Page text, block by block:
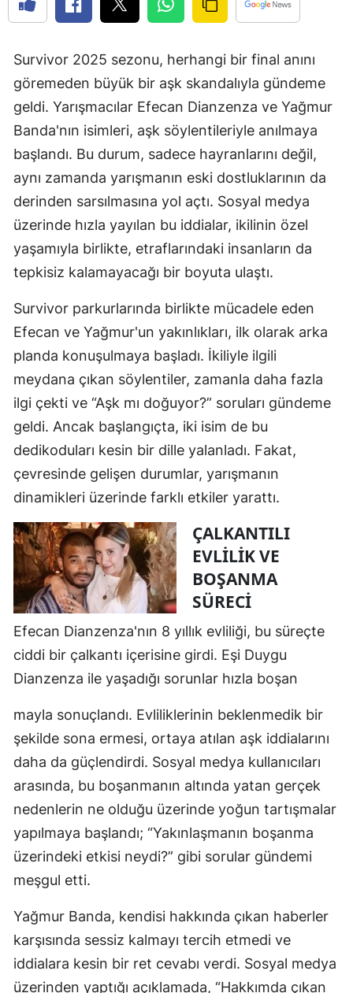
Survivor 2025 sezonu, herhangi bir final anını
göremeden büyük bir aşk skandalıyla gündeme
geldi. Yarışmacılar Efecan Dianzenza ve Yağmur
Banda'nın isimleri, aşk söylentileriyle anılmaya
başlandı. Bu durum, sadece hayranlarını değil,
aynı zamanda yarışmanın eski dostluklarının da
derinden sarsılmasına yol açtı. Sosyal medya
üzerinde hızla yayılan bu iddialar, ikilinin özel
yaşamıyla birlikte, etraflarındaki insanların da
tepkisiz kalamayacağı bir boyuta ulaştı.
Survivor parkurlarında birlikte mücadele eden
Efecan ve Yağmur'un yakınlıkları, ilk olarak arka
planda konuşulmaya başladı. İkiliyle ilgili
meydana çıkan söylentiler, zamanla daha fazla
ilgi çekti ve “Aşk mı doğuyor?” soruları gündeme
geldi. Ancak başlangıçta, iki isim de bu
dedikoduları kesin bir dille yalanladı. Fakat,
çevresinde gelişen durumlar, yarışmanın
dinamikleri üzerinde farklı etkiler yarattı.
ÇALKANTILI
EVLILIK VE
BOŞANMA
SÜRECI
Efecan Dianzenza'nın 8 yıllık evliliği, bu süreçte
ciddi bir çalkantı içerisine girdi. Eşi Duygu
Dianzenza ile yaşadığı sorunlar hızla boşan
mayla sonuçlandı. Evliliklerinin beklenmedik bir
şekilde sona ermesi, ortaya atılan aşk iddialarını
daha da güçlendirdi. Sosyal medya kullanıcıları
arasında, bu boşanmanın altında yatan gerçek
nedenlerin ne olduğu üzerinde yoğun tartışmalar
yapılmaya başlandı; “Yakınlaşmanın boşanma
üzerindeki etkisi neydi?” gibi sorular gündemi
meşgul etti.
Yağmur Banda, kendisi hakkında çıkan haberler
karşısında sessiz kalmayı tercih etmedi ve
iddialara kesin bir ret cevabı verdi. Sosyal medya
üzerinden yaptığı açıklamada, “Hakkımda çıkan